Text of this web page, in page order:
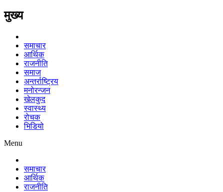
मुख्य
समाचार
आर्थिक
राजनीति
समाज
अन्तर्राष्ट्रिय
मनोरन्जन
खेलकुद
स्वास्थ्य
रोचक
भिडियो
Menu
समाचार
आर्थिक
राजनीति